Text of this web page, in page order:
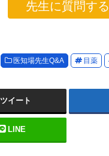
先生に質問する
医知場先生Q&A 目薬
ツイート
LINE